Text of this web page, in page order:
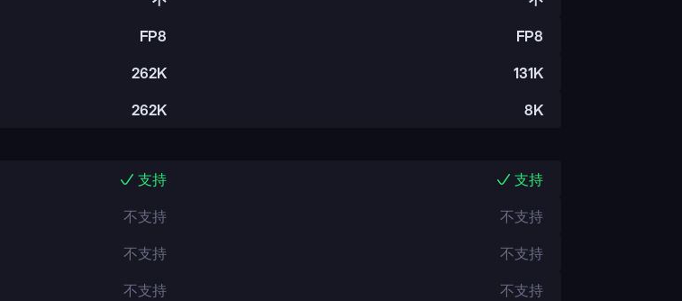
FP8
FP8
262K
131K
262K 8K
支持
支持
不支持
不支持
不支持
不支持
不支持
不支持